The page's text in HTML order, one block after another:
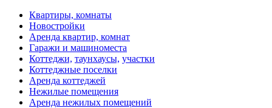
Квартиры, комнаты
Новостройки
Аренда квартир, комнат
Гаражи и машиноместа
Коттеджи, таунхаусы, участки
Коттеджные поселки
Аренда коттеджей
Нежилые помещения
Аренда нежилых помещений